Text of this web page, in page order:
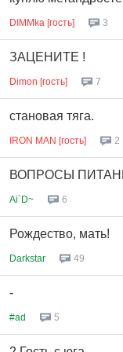
DIMMka [гость] 3
ЗАЦЕНИТЕ !
Dimon [гость] 7
становая тяга.
IRON MAN [гость] 2
ВОПРОСЫ
Ai`D~ 6
Рождество, мать!
Darkstar 49
-
#ad 5